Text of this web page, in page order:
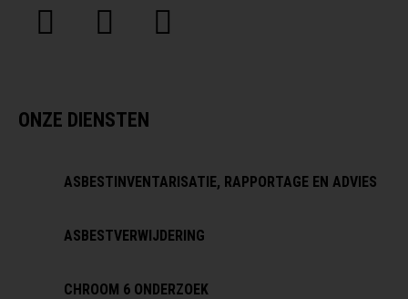
ONZE DIENSTEN
ASBESTINVENTARISATIE, RAPPORTAGE EN ADVIES
ASBESTVERWIJDERING
CHROOM 6 ONDERZOEK